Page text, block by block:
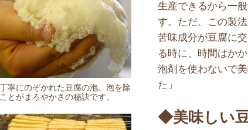
寧にのぞかれた豆腐の泡。泡を除
とがまろやかさの秘訣です。
生産できるから一
す。ただ、この製
苦味成分が豆腐に
る時に、時間はか
泡剤を使わないで
た」
◆美味しい